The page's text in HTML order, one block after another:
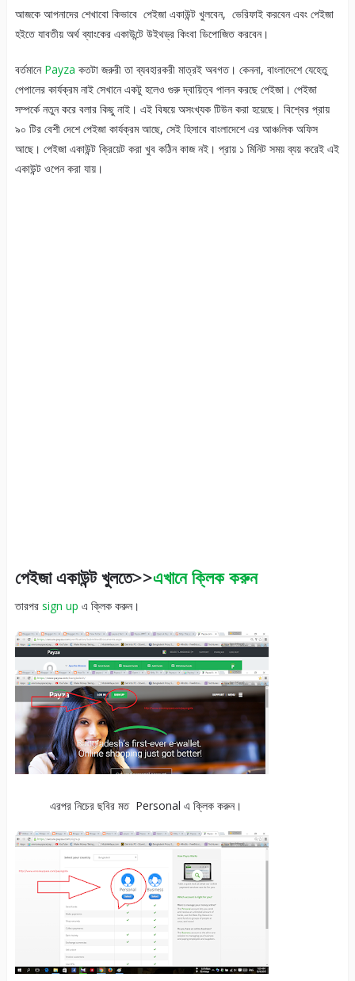
আজকে আপনাদের শেখাবো কিভাবে পেইজা একাউন্ট খুলবেন, ভেরিফাই করবেন এবং পেইজা
হইতে যাবতীয় অর্থ ব্যাংকের একাউন্টে উইথড্র কিংবা ডিপোজিত করবেন।
বর্তমানে Payza কতটা জরুরী তা ব্যবহারকরী মাত্রই অবগত। কেননা, বাংলাদেশে যেহেতু
পেপালের কার্যক্রম নাই সেখানে একটু হলেও গুরু দ্বায়িত্ব পালন করছে পেইজা। পেইজা
সম্পর্কে নতুন করে বলার কিছু নাই। এই বিষয়ে অসংখ্যক টিউন করা হয়েছে। বিশ্বের প্রায়
৯০ টির বেশী দেশে পেইজা কার্যক্রম আছে, সেই হিসাবে বাংলাদেশে এর আঞ্চলিক অফিস
আছে। পেইজা একাউন্ট ক্রিয়েট করা খুব কঠিন কাজ নই। প্রায় ১ মিনিট সময় ব্যয় করেই এই
একাউন্ট ওপেন করা যায়।
পেইজা একাউন্ট খুলতে>>এখানে ক্লিক করুন
তারপর sign up এ ক্লিক করুন।
এরপর নিচের ছবির মত Personal এ ক্লিক করুন।